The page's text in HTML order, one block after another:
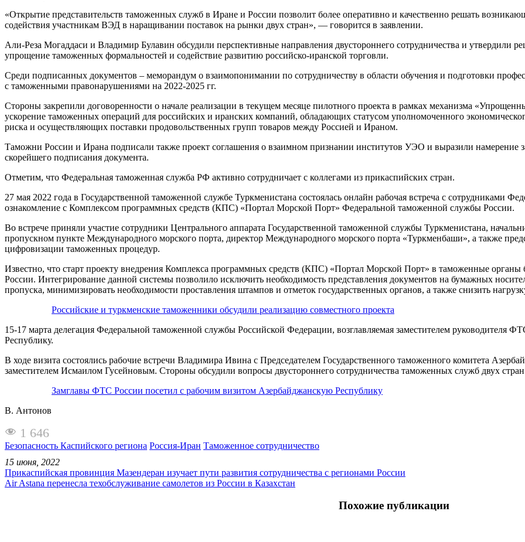
«Открытие представительств таможенных служб в Иране и России позволит более оперативно и качественно решать
содействия участникам ВЭД в наращивании поставок на рынки двух стран», — говорится в заявлении.
Али-Реза Могаддаси и Владимир Булавин обсудили перспективные направления двустороннего сотрудничества и утвердили
упрощение таможенных формальностей и содействие развитию российско-иранской торговли.
Среди подписанных документов – меморандум о взаимопонимании по сотрудничеству в области обучения и подготовки
с таможенными правонарушениями на 2022-2025 гг.
Стороны закрепили договоренности о начале реализации в текущем месяце пилотного проекта в рамках механизма
ускорение таможенных операций для российских и иранских компаний, обладающих статусом уполномоченного
риска и осуществляющих поставки продовольственных групп товаров между Россией и Ираном.
Таможни России и Ирана подписали также проект соглашения о взаимном признании институтов УЭО и выразили намерение
скорейшего подписания документа.
Отметим, что Федеральная таможенная служба РФ активно сотрудничает с коллегами из прикаспийских стран.
27 мая 2022 года в Государственной таможенной службе Туркменистана состоялась онлайн рабочая встреча с сотрудниками
ознакомление с Комплексом программных средств (КПС) «Портал Морской Порт» Федеральной таможенной службы России.
Во встрече приняли участие сотрудники Центрального аппарата Государственной таможенной службы Туркменистана,
пропускном пункте Международного морского порта, директор Международного морского порта «Туркменбаши», а также
цифровизации таможенных процедур.
Известно, что старт проекту внедрения Комплекса программных средств (КПС) «Портал Морской Порт» в таможенные
России. Интегрирование данной системы позволило исключить необходимость представления документов на бумажных
пропуска, минимизировать необходимости проставления штампов и отметок государственных органов, а также снизить
Российские и туркменские таможенники обсудили реализацию совместного проекта
15-17 марта делегация Федеральной таможенной службы Российской Федерации, возглавляемая заместителем
Республику.
В ходе визита состоялись рабочие встречи Владимира Ивина с Председателем Государственного таможенного комитета
заместителем Исмаилом Гусейновым. Стороны обсудили вопросы двустороннего сотрудничества таможенных служб двух
Замглавы ФТС России посетил с рабочим визитом Азербайджанскую Республику
В. Антонов
1 646
Безопасность Каспийского региона Россия-Иран Таможенное сотрудничество
15 июня, 2022
Прикаспийская провинция Мазендеран изучает пути развития сотрудничества с регионами России
Air Astana перенесла техобслуживание самолетов из России в Казахстан
Похожие публикации